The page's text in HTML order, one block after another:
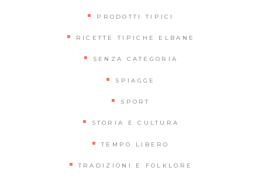
PRODOTTI TIPICI
RICETTE TIPICHE ELBANE
SENZA CATEGORIA
SPIAGGE
SPORT
STORIA E CULTURA
TEMPO LIBERO
TRADIZIONI E FOLKLORE